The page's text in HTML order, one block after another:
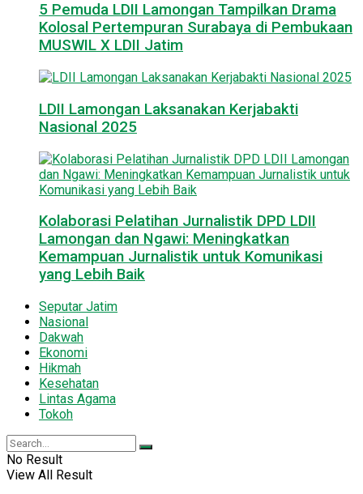
5 Pemuda LDII Lamongan Tampilkan Drama
Kolosal Pertempuran Surabaya di Pembukaan
MUSWIL X LDII Jatim
LDII Lamongan Laksanakan Kerjabakti
Nasional 2025
Kolaborasi Pelatihan Jurnalistik DPD LDII
Lamongan dan Ngawi: Meningkatkan
Kemampuan Jurnalistik untuk Komunikasi
yang Lebih Baik
Seputar Jatim
Nasional
Dakwah
Ekonomi
Hikmah
Kesehatan
Lintas Agama
Tokoh
No Result
View All Result